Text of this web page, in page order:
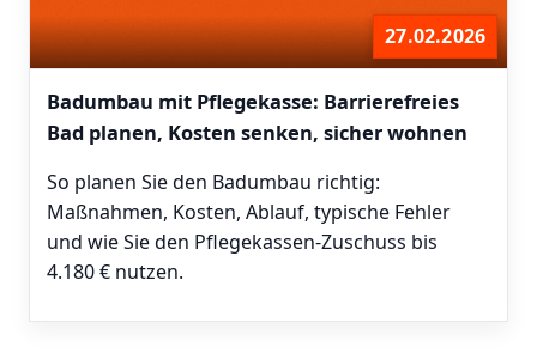
27.02.2026
Badumbau mit Pflegekasse: Barrierefreies
Bad planen, Kosten senken, sicher wohnen
So planen Sie den Badumbau richtig:
Maßnahmen, Kosten, Ablauf, typische Fehler
und wie Sie den Pflegekassen-Zuschuss bis
4.180 € nutzen.